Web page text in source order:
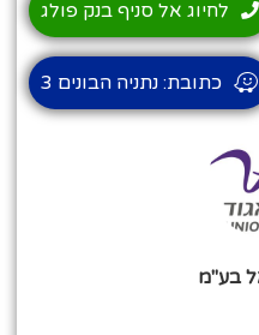
בע"מ
לחיוג אל סניף בנק פולג
כתובת: נתניה הבונים 3